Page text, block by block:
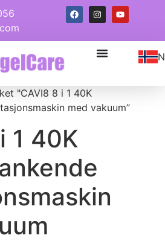
"CAVI8 8 i 1 40K
med vakuum”
1 40K